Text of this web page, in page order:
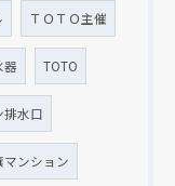
ＴＯＴＯ主催
器 TOTO
排水口
マンション